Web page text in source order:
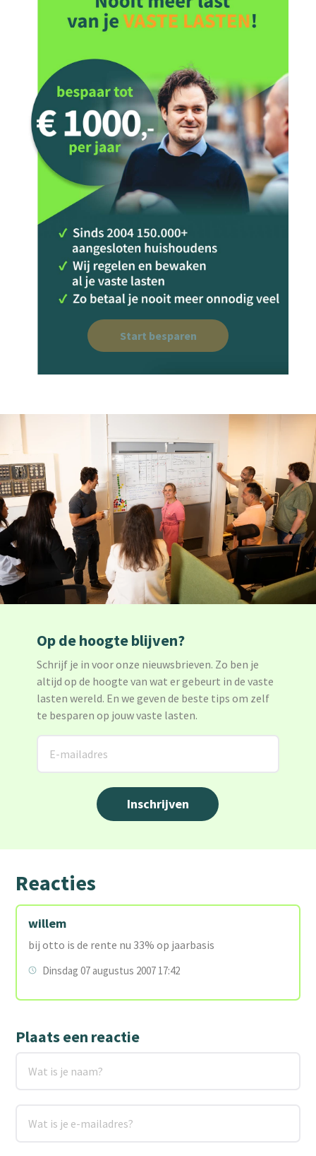
Start besparen
Op de hoogte blijven?
Schrijf je in voor onze nieuwsbrieven. Zo ben je
altijd op de hoogte van wat er gebeurt in de vaste
lasten wereld. En we geven de beste tips om zelf
te besparen op jouw vaste lasten.
Reacties
willem
bij otto is de rente nu 33% op jaarbasis
Dinsdag 07 augustus 2007 17:42
Plaats een reactie